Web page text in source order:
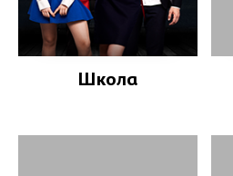
Школа